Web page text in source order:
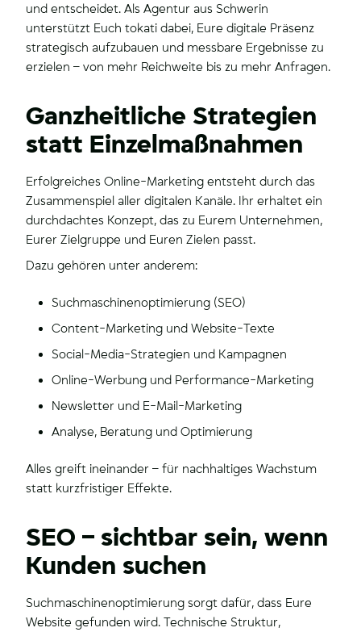
und entscheidet. Als Agentur aus Schwerin
unterstützt Euch tokati dabei, Eure digitale Präsenz
strategisch aufzubauen und messbare Ergebnisse zu
erzielen – von mehr Reichweite bis zu mehr Anfragen.
Ganzheitliche Strategien
statt Einzelmaßnahmen
Erfolgreiches Online-Marketing entsteht durch das
Zusammenspiel aller digitalen Kanäle. Ihr erhaltet ein
durchdachtes Konzept, das zu Eurem Unternehmen,
Eurer Zielgruppe und Euren Zielen passt.
Dazu gehören unter anderem:
Suchmaschinenoptimierung (SEO)
Content-Marketing und Website-Texte
Social-Media-Strategien und Kampagnen
Online-Werbung und Performance-Marketing
Newsletter und E-Mail-Marketing
Analyse, Beratung und Optimierung
Alles greift ineinander – für nachhaltiges Wachstum
statt kurzfristiger Effekte.
SEO – sichtbar sein, wenn
Kunden suchen
Suchmaschinenoptimierung sorgt dafür, dass Eure
Website gefunden wird. Technische Struktur,